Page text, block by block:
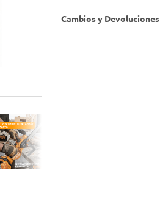
Cambios y Devoluciones